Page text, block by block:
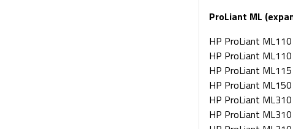
ProLiant ML
HP ProLiant
HP ProLiant
HP ProLiant ML115
HP ProLiant
HP ProLiant
HP ProLiant